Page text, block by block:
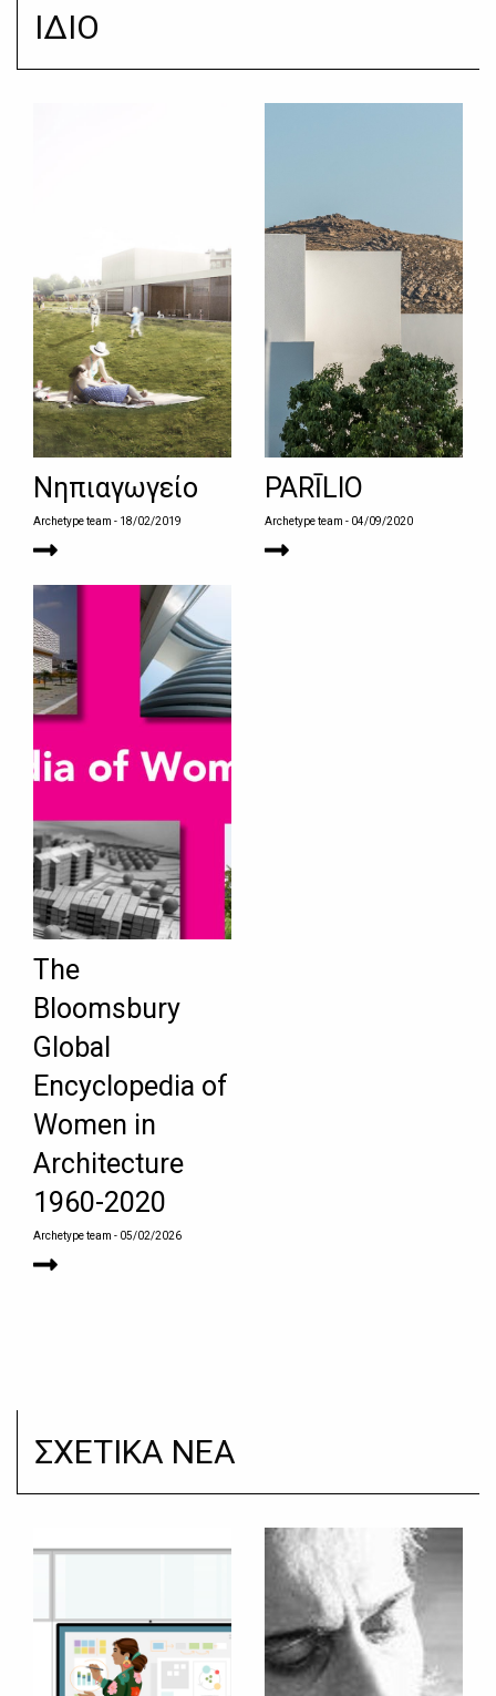
ΙΔΙΟ
Νηπιαγωγείο
Archetype team - 18/02/2019
PARĪLIO
Archetype team - 04/09/2020
The
Bloomsbury
Global
Encyclopedia of
Women in
Architecture
1960-2020
Archetype team - 05/02/2026
ΣΧΕΤΙΚΑ ΝΕΑ